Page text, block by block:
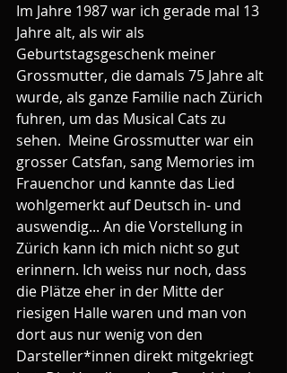
Im Jahre 1987 war ich gerade mal 13
Jahre alt, als wir als
Geburtstagsgeschenk meiner
Grossmutter, die damals 75 Jahre alt
wurde, als ganze Familie nach Zürich
fuhren, um das Musical Cats zu
sehen.  Meine Grossmutter war ein
grosser Catsfan, sang Memories im
Frauenchor und kannte das Lied
wohlgemerkt auf Deutsch in- und
auswendig... An die Vorstellung in
Zürich kann ich mich nicht so gut
erinnern. Ich weiss nur noch, dass
die Plätze eher in der Mitte der
riesigen Halle waren und man von
dort aus nur wenig von den
Darsteller*innen direkt mitgekriegt